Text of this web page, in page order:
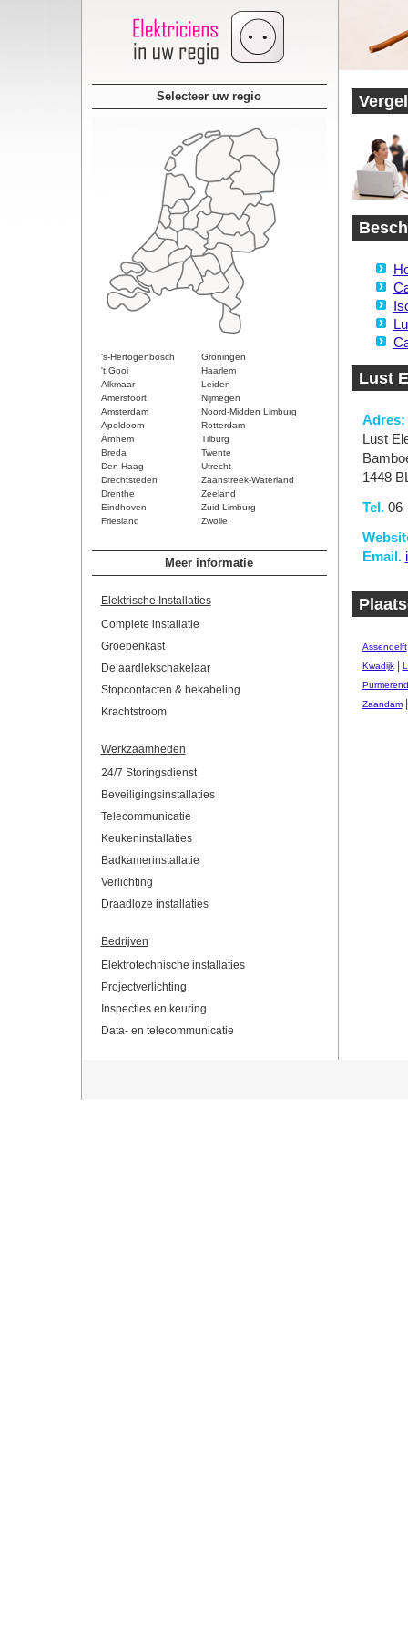
Selecteer uw regio
's-Hertogenbosch
Groningen
't Gooi
Haarlem
Alkmaar
Leiden
Amersfoort
Nijmegen
Amsterdam
Noord-Midden Limburg
Apeldoorn
Rotterdam
Arnhem
Tilburg
Breda
Twente
Den Haag
Utrecht
Drechtsteden
Zaanstreek-Waterland
Drenthe
Zeeland
Eindhoven
Zuid-Limburg
Friesland
Zwolle
Meer informatie
Elektrische Installaties
Complete installatie
Groepenkast
De aardlekschakelaar
Stopcontacten & bekabeling
Krachtstroom
Werkzaamheden
24/7 Storingsdienst
Beveiligingsinstallaties
Telecommunicatie
Keukeninstallaties
Badkamerinstallatie
Verlichting
Draadloze installaties
Bedrijven
Elektrotechnische installaties
Projectverlichting
Inspecties en keuring
Data- en telecommunicatie
Lust
Adres:
Lust
1448
Tel.06
Email.
Assendelft
Kwadijk|
Purmerend
Zaandam